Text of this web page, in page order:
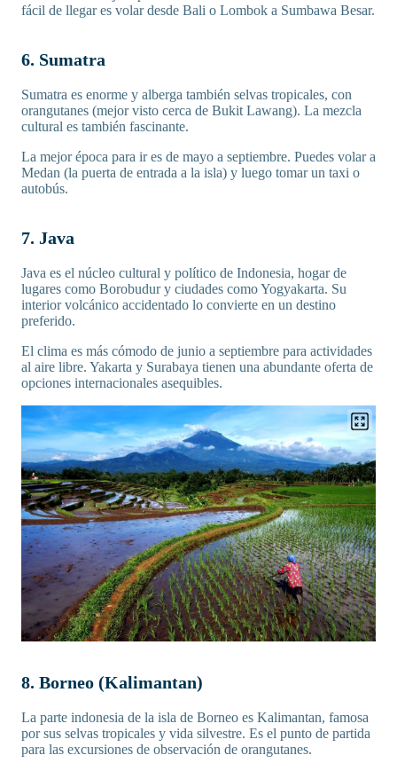
fácil de llegar es volar desde Bali o Lombok a Sumbawa Besar.
6. Sumatra
Sumatra es enorme y alberga también selvas tropicales, con
orangutanes (mejor visto cerca de Bukit Lawang). La mezcla
cultural es también fascinante.
La mejor época para ir es de mayo a septiembre. Puedes volar a
Medan (la puerta de entrada a la isla) y luego tomar un taxi o
autobús.
7. Java
Java es el núcleo cultural y político de Indonesia, hogar de
lugares como Borobudur y ciudades como Yogyakarta. Su
interior volcánico accidentado lo convierte en un destino
preferido.
El clima es más cómodo de junio a septiembre para actividades
al aire libre. Yakarta y Surabaya tienen una abundante oferta de
opciones internacionales asequibles.
8. Borneo (Kalimantan)
La parte indonesia de la isla de Borneo es Kalimantan, famosa
por sus selvas tropicales y vida silvestre. Es el punto de partida
para las excursiones de observación de orangutanes.